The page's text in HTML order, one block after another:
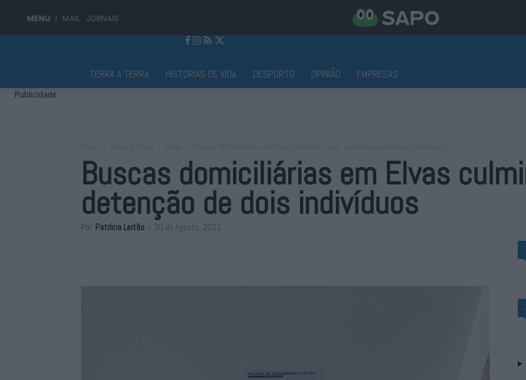
MENU MAIL JORNAIS
TERRA A TERRA HISTÓRIAS DE VIDA DESPORTO OPINIÃO EMPRESAS
Publicidade
Buscas domiciliárias em Elvas
detenção de dois indivíduos
Por Patrícia Leitão - 30 de Agosto, 2022